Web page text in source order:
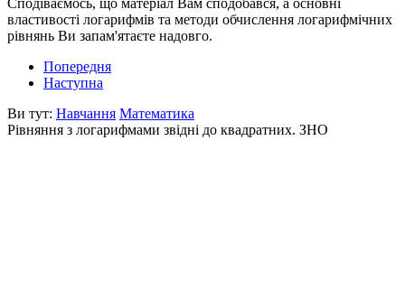
властивості логарифмів та методи обчислення логарифмічних
рівнянь Ви запам'ятаєте надовго.
Попередня
Наступна
Ви тут: Навчання Математика
Рівняння з логарифмами звідні до квадратних. ЗНО